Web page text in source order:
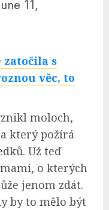
June 11,
zatočila s
věc, to
moloch,
který požírá
Už teď
o kterých
jenom zdát.
by to mělo být